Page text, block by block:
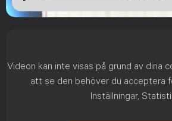
Play
Videon kan inte visas på grund av dina
att se den behöver du acceptera
Inställningar,